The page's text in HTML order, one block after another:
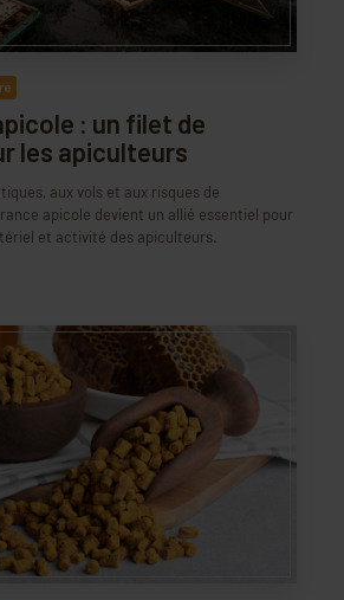
: un filet de
les apiculteurs
aux vols et aux risques de
apicole devient un allié essentiel pour
et activité des apiculteurs.